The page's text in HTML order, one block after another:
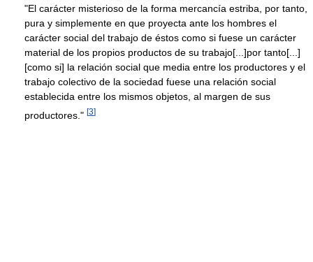
"El carácter misterioso de la forma mercancía estriba, por tanto,
pura y simplemente en que proyecta ante los hombres el
carácter social del trabajo de éstos como si fuese un carácter
material de los propios productos de su trabajo[...]por tanto[...]
[como si] la relación social que media entre los productores y el
trabajo colectivo de la sociedad fuese una relación social
establecida entre los mismos objetos, al margen de sus
productores." [3]